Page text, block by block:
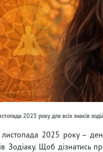
2025 року для всіх знаків
листопада 2025 року –
Зодіаку. Щоб дізнатись